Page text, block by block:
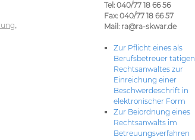
,
Tel: 040/77 18 66 56
Fax: 040/77 18 66 57
Mail: ra@ra-skwar.de
Zur Pflicht eines als
Berufsbetreuer tätigen
Rechtsanwaltes zur
Einreichung einer
Beschwerdeschrift in
elektronischer Form
Zur Beiordnung eines
Rechtsanwalts im
Betreuungsverfahren